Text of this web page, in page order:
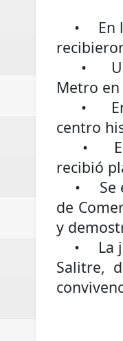
• En la
• Un
Metro
• En
centro
• El
recibió
• Se
de
y
• La
Salitre,